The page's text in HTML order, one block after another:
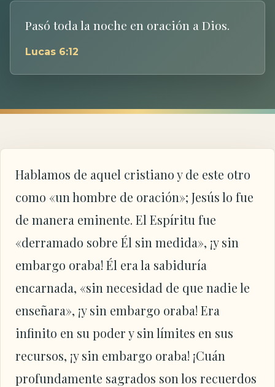
Pasó toda la noche en oración a Dios.
Lucas 6:12
Hablamos de aquel cristiano y de este otro
como «un hombre de oración»; Jesús lo fue
de manera eminente. El Espíritu fue
«derramado sobre Él sin medida», ¡y sin
embargo oraba! Él era la sabiduría
encarnada, «sin necesidad de que nadie le
enseñara», ¡y sin embargo oraba! Era
infinito en su poder y sin límites en sus
recursos, ¡y sin embargo oraba! ¡Cuán
profundamente sagrados son los recuerdos